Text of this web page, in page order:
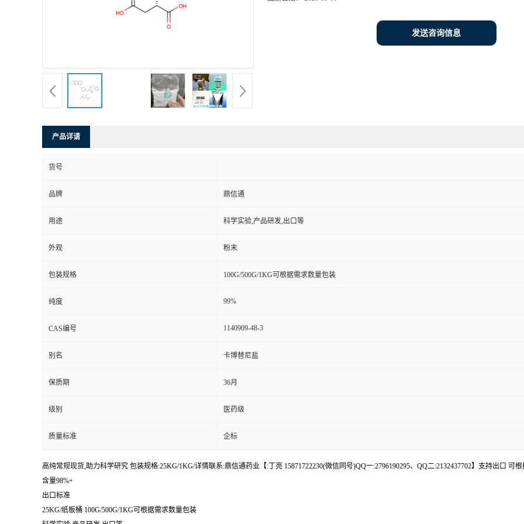
发送咨询信息
产品详请
货号
品牌 鼎信通
用途 科学实验,产品研发,出口等
外观 粉末
包装规格 100G/500G/1KG可根据需求数量包装
纯度 99%
CAS编号 1140909-48-3
别名 卡博替尼盐
保质期 36月
级别 医药级
质量标准 企标
高纯常规现货,助力科学研究 包装规格:25KG/1KG/详情联系:鼎信通药业【:丁亮 15871722230(微信同号)QQ一:2796190295、QQ二:2132437702】支持出口 可
含量98%+
出口标准
25KG/纸板桶 100G/500G/1KG可根据需求数量包装